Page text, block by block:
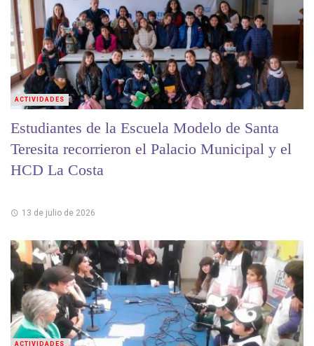
Estudiantes de la Escuela Modelo de Santa
Teresita recorrieron el Palacio Municipal y el
HCD La Costa
13 de julio de 2026
ACTIVIDADES
ACTIVIDADES